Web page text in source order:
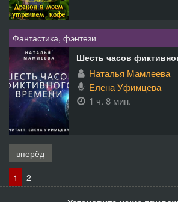
Фантастика, фэнтези
Шесть часов
Наталья Мамлеева
Елена Уфимцева
1 ч. 8 мин.
вперёд
1
2